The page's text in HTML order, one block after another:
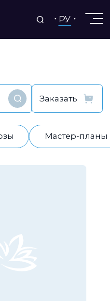
РУ
Найти
Мастер-планы